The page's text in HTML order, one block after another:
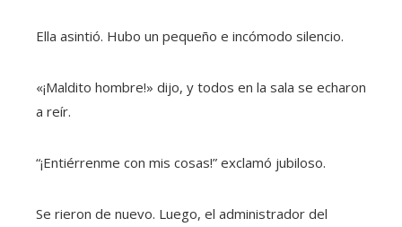
Ella asintió. Hubo un pequeño e incómodo silencio.
«¡Maldito hombre!» dijo, y todos en la sala se echaron
a reír.
“¡Entiérrenme con mis cosas!” exclamó jubiloso.
Se rieron de nuevo. Luego, el administrador del